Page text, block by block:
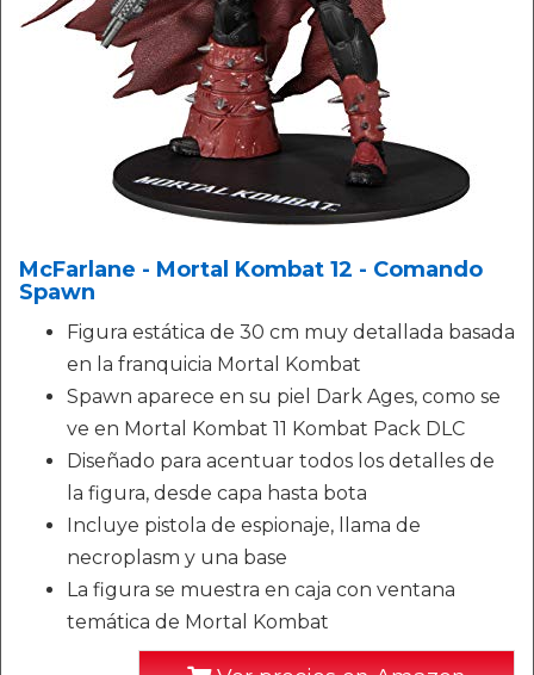
McFarlane - Mortal Kombat 12 - Comando
Spawn
Figura estática de 30 cm muy detallada basada
en la franquicia Mortal Kombat
Spawn aparece en su piel Dark Ages, como se
ve en Mortal Kombat 11 Kombat Pack DLC
Diseñado para acentuar todos los detalles de
la figura, desde capa hasta bota
Incluye pistola de espionaje, llama de
necroplasm y una base
La figura se muestra en caja con ventana
temática de Mortal Kombat